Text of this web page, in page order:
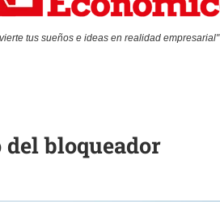
tus sueños e ideas en realidad empresarial"
del bloqueador